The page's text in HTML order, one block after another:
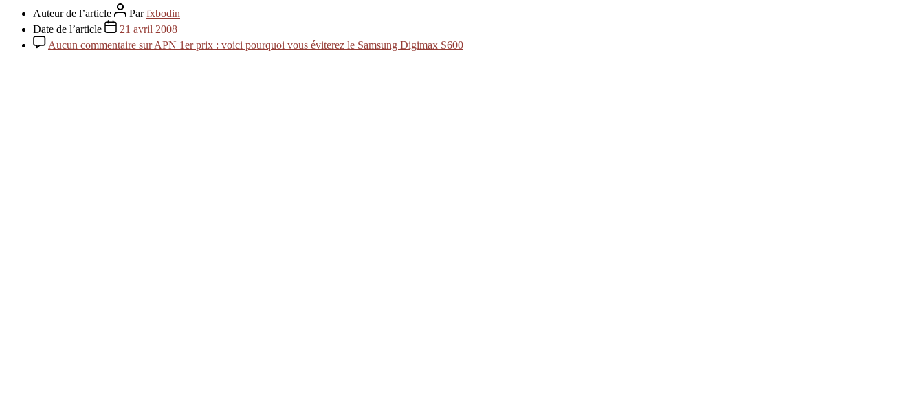
Auteur de l’article Parfxbodin
Date de l’article
21 avril 2008
Aucun commentaire sur APN 1er prix : voici pourquoi vous éviterez le Samsung Digimax S600